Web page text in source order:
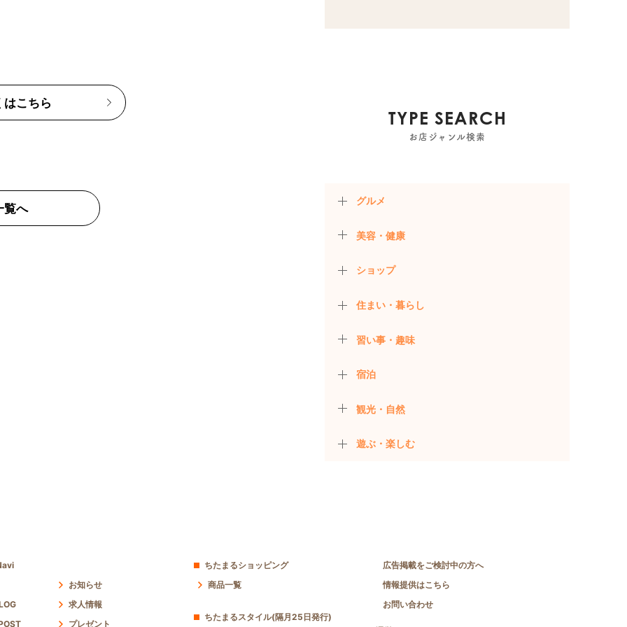
はこちら
覧へ
TYPE SEARCH
お店ジャンル検索
グルメ
美容・健康
ショップ
住まい・暮らし
習い事・趣味
宿泊
観光・自然
遊ぶ・楽しむ
お知らせ
求人情報
プレゼント
ちたまるショッピング
商品一覧
ちたまるスタイル(隔月25日発行)
広告掲載をご検討中の方へ
情報提供はこちら
お問い合わせ